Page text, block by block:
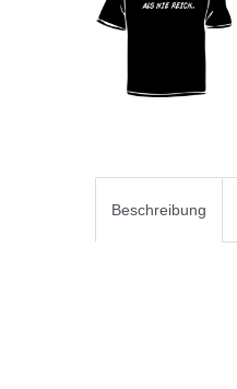
Beschreibung